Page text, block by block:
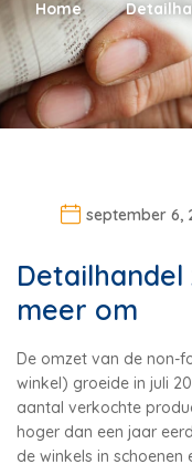
Home
september 6,
meer om
De omzet van de non-
winkel) groeide in juli
aantal verkochte
hoger dan een jaar
de winkels in